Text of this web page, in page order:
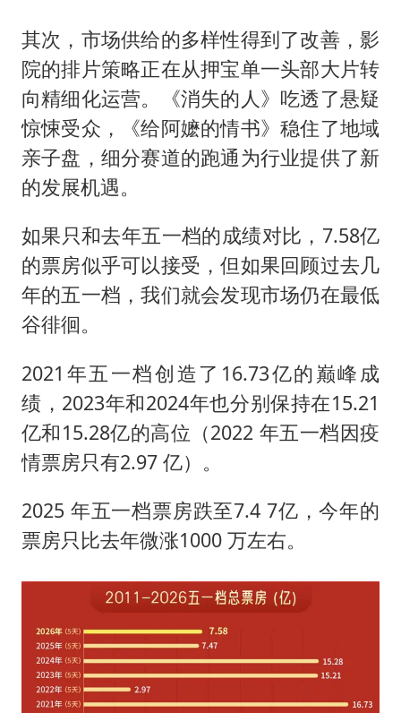
其次，市场供给的多样性得到了改善，影
院的排片策略正在从押宝单一头部大片转
向精细化运营。《消失的人》吃透了悬疑
惊悚受众，《给阿嬷的情书》稳住了地域
亲子盘，细分赛道的跑通为行业提供了新
的发展机遇。
如果只和去年五一档的成绩对比，7.58亿
的票房似乎可以接受，但如果回顾过去几
年的五一档，我们就会发现市场仍在最低
谷徘徊。
2021年五一档创造了16.73亿的巅峰成
绩，2023年和2024年也分别保持在15.21
亿和15.28亿的高位（2022 年五一档因疫
情票房只有2.97 亿）。
2025 年五一档票房跌至7.4 7亿，今年的
票房只比去年微涨1000 万左右。